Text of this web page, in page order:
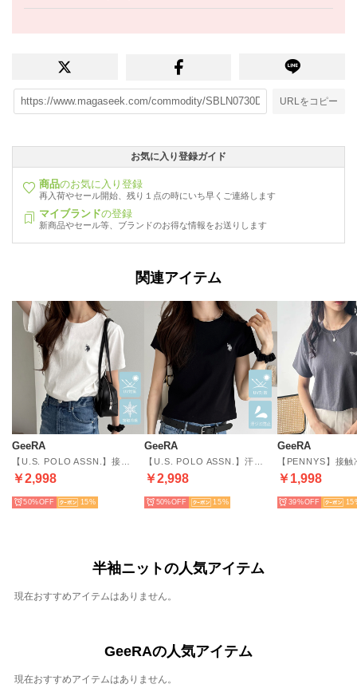
URLをコピー
お気に入り登録ガイド
商品のお気に入り登録
再入荷やセール開始、残り１点の時にいち早くご連絡します
マイブランドの登録
新商品やセール等、ブランドのお得な情報をお送りします
関連アイテム
GeeRA
￥2,998
50% 15
GeeRA
￥2,998
50% 15
GeeRA
￥1,998
39% 15
半袖ニットの人気アイテム
現在おすすめアイテムはありません。
GeeRAの人気アイテム
現在おすすめアイテムはありません。